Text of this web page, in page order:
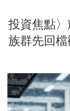
投資焦點
族群先回